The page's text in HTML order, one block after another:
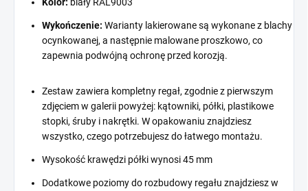
Wykończenie: Warianty lakierowane są wykonane z blachy
ocynkowanej, a następnie malowane proszkowo, co
zapewnia podwójną ochronę przed korozją.
Zestaw zawiera kompletny regał, zgodnie z pierwszym
zdjęciem w galerii powyżej: kątowniki, półki, plastikowe
stopki, śruby i nakrętki. W opakowaniu znajdziesz
wszystko, czego potrzebujesz do łatwego montażu.
Wysokość krawędzi półki wynosi 45 mm
Dodatkowe poziomy do rozbudowy regału znajdziesz w